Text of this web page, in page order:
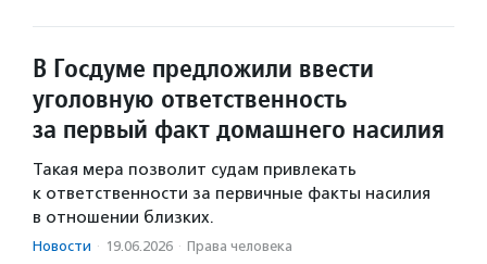
В Госдуме предложили ввести
уголовную ответственность
за первый факт домашнего насилия
Такая мера позволит судам привлекать
к ответственности за первичные факты насилия
в отношении близких.
Новости · 19.06.2026 · Права человека